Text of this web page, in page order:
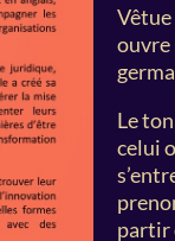
Vêtue
ouvre
Le
celui
partir